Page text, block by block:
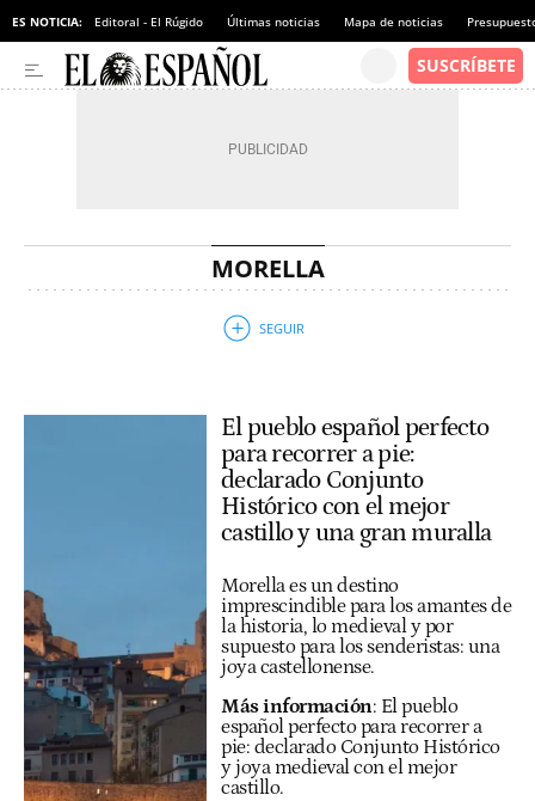
ES NOTICIA: Editoral - El Rúgido Últimas noticias Mapa de noticias
MORELLA
El pueblo español perfecto
para recorrer a pie:
declarado Conjunto
Histórico con el mejor
castillo y una gran muralla
Morella es un destino
imprescindible para los amantes de
la historia, lo medieval y por
supuesto para los senderistas: una
joya castellonense.
Más información: El pueblo
español perfecto para recorrer a
pie: declarado Conjunto Histórico
y joya medieval con el mejor
castillo.